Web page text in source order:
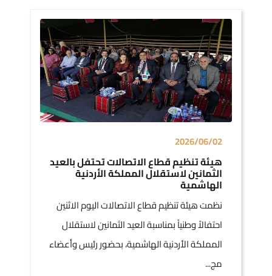
2026/06/02
هيئة تنظيم قطاع الاتصالات تحتفل بالعيد
الثمانين لاستقلال المملكة الأردنية
الهاشمية
نظمت هيئة تنظيم قطاع الاتصالات اليوم الاثنين
احتفالاً وطنياً بمناسبة العيد الثمانين لاستقلال
المملكة الأردنية الهاشمية، بحضور رئيس وأعضاء
مج...